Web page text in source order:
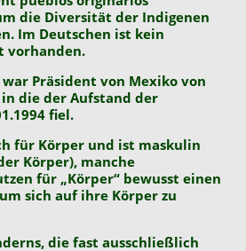
die Diversität der Indigenen
Im Deutschen ist kein
vorhanden.
Präsident von Mexiko von
in die der Aufstand der
fiel.
für Körper und ist maskulin
Körper), manche
für „Körper“ bewusst einen
sich auf ihre Körper zu
die fast ausschließlich